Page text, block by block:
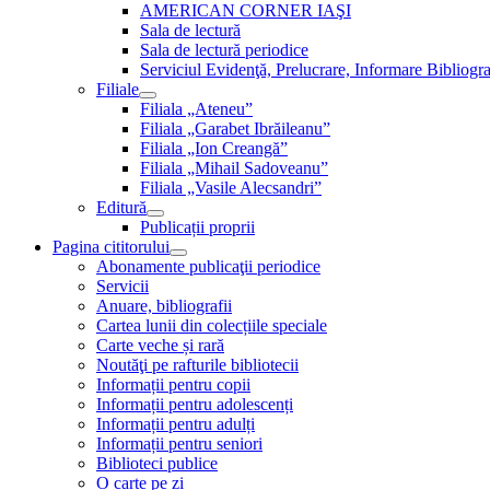
AMERICAN CORNER IAŞI
Sala de lectură
Sala de lectură periodice
Serviciul Evidenţă, Prelucrare, Informare
Filiale
Filiala „Ateneu”
Filiala „Garabet Ibrăileanu”
Filiala „Ion Creangă”
Filiala „Mihail Sadoveanu”
Filiala „Vasile Alecsandri”
Editură
Publicații proprii
Pagina cititorului
Abonamente publicaţii periodice
Servicii
Anuare, bibliografii
Cartea lunii din colecțiile speciale
Carte veche și rară
Noutăţi pe rafturile bibliotecii
Informații pentru copii
Informații pentru adolescenți
Informații pentru adulți
Informații pentru seniori
Biblioteci publice
O carte pe zi